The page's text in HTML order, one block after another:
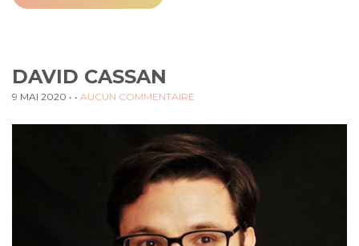
DAVID CASSAN
9 MAI 2020 • • AUCUN COMMENTAIRE